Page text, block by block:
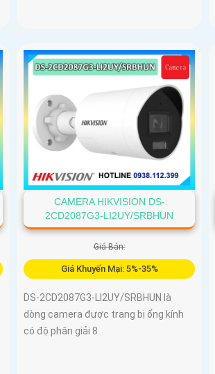
CAMERA HIKVISION DS-
2CD2087G3-LI2UY/SRBHUN
Giá Bán:
Giá Khuyến Mại: 5%-35%
DS-2CD2087G3-LI2UY/SRBHUN là
dòng camera được trang bị ống kính
có độ phân giải 8